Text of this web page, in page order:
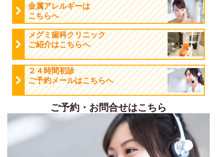
金属アレルギーは
こちらへ
メグミ歯科クリニック
ご紹介はこちらへ
２４時間初診
ご予約メールはこちらへ
ご予約・お問合せはこちら